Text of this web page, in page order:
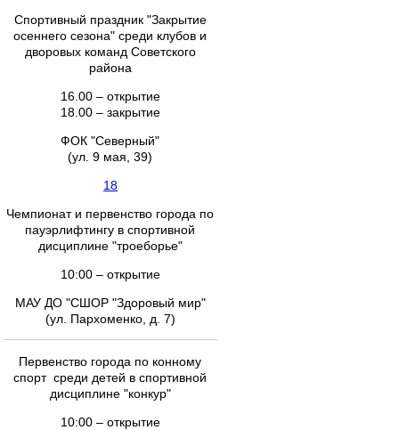
Спортивный праздник "Закрытие
осеннего сезона" среди клубов и
дворовых команд Советского
района
16.00 – открытие
18.00 – закрытие
ФОК "Северный"
(ул. 9 мая, 39)
18
Чемпионат и первенство города по
пауэрлифтингу в спортивной
дисциплине "троеборье"
10:00 – открытие
МАУ ДО "СШОР "Здоровый мир"
(ул. Пархоменко, д. 7)
Первенство города по конному
спорт среди детей в спортивной
дисциплине "конкур"
10:00 – открытие